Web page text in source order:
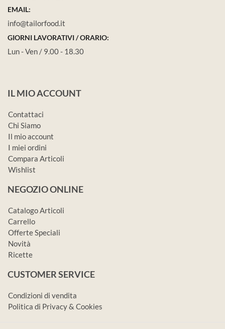
EMAIL:
info@tailorfood.it
GIORNI LAVORATIVI / ORARIO:
Lun - Ven / 9.00 - 18.30
IL MIO ACCOUNT
Contattaci
Chi Siamo
Il mio account
I miei ordini
Compara Articoli
Wishlist
NEGOZIO ONLINE
Catalogo Articoli
Carrello
Offerte Speciali
Novità
Ricette
CUSTOMER SERVICE
Condizioni di vendita
Politica di Privacy & Cookies